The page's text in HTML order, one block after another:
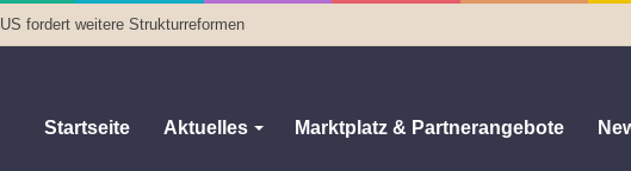
fordert weitere Strukturreformen
Startseite Aktuelles Marktplatz & Partnerangebote